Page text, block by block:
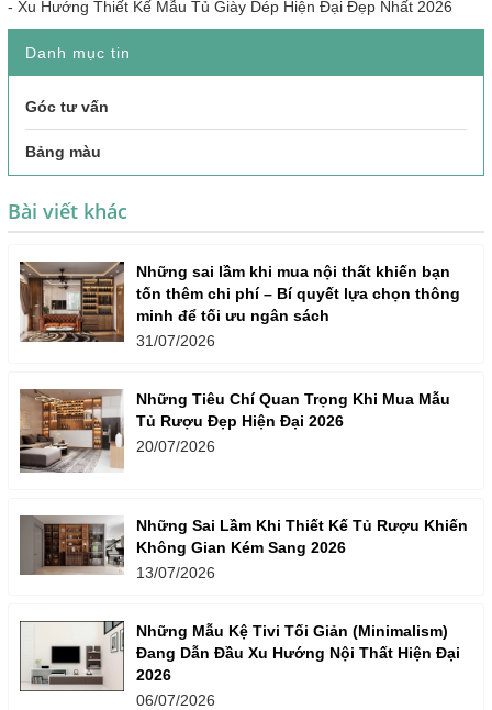
- Xu Hướng Thiết Kế Mẫu Tủ Giày Dép Hiện Đại Đẹp Nhất 2026
Danh mục tin
Góc tư vấn
Bảng màu
Bài viết khác
Những sai lầm khi mua nội thất khiến bạn
tốn thêm chi phí – Bí quyết lựa chọn thông
minh để tối ưu ngân sách
31/07/2026
Những Tiêu Chí Quan Trọng Khi Mua Mẫu
Tủ Rượu Đẹp Hiện Đại 2026
20/07/2026
Những Sai Lầm Khi Thiết Kế Tủ Rượu Khiến
Không Gian Kém Sang 2026
13/07/2026
Những Mẫu Kệ Tivi Tối Giản (Minimalism)
Đang Dẫn Đầu Xu Hướng Nội Thất Hiện Đại
2026
06/07/2026